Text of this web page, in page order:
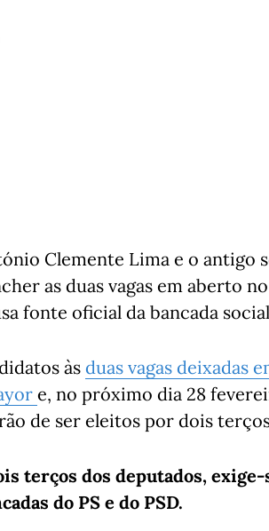
Clemente Lima e o antigo
as duas vagas em aberto
fonte oficial da bancada
àsduas vagas deixadas
e, no próximo dia 28
de ser eleitos por dois
terços dos deputados,
do PS e do PSD.